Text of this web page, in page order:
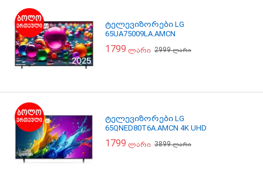
ტელევიზორები LG
65UA75009LA.AMCN
1799 ლარი 2999ლარი
ტელევიზორები LG
65QNED80T6A.AMCN 4K UHD
1799 ლარი 3899ლარი